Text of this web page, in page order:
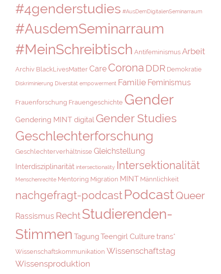
#4genderstudies #AusDemDigitalenSeminarraum
#AusdemSeminarraum
#MeinSchreibtisch Antifeminismus Arbeit
Archiv BlackLivesMatter Care Corona DDR Demokratie
Diskriminierung Diversität empowerment Familie Feminismus
Frauenforschung Frauengeschichte Gender
Gendering MINT digital Gender Studies
Geschlechterforschung
Geschlechterverhältnisse Gleichstellung
Interdisziplinarität intersectionality Intersektionalität
Menschenrechte Mentoring Migration MINT Männlichkeit
nachgefragt-podcastPodcastQueer
Rassismus RechtStudierenden-
Stimmen Tagung Teengirl Culturetrans*
Wissenschaftskommunikation Wissenschaftstag
Wissensproduktion